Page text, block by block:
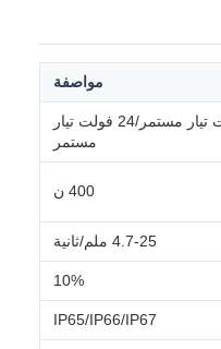
مواصفة
12 فولت تيار مستمر/24 فولت تيار
مستمر
400 ن
4.7-25 ملم/ثانية
10%
IP65/IP66/IP67